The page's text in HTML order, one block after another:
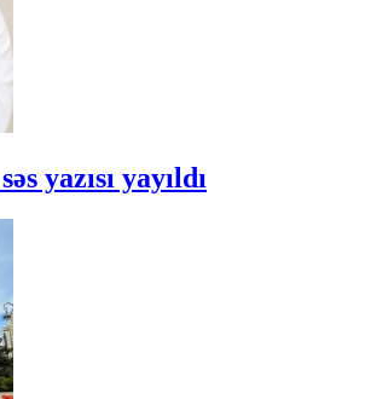
yazısı yayıldı